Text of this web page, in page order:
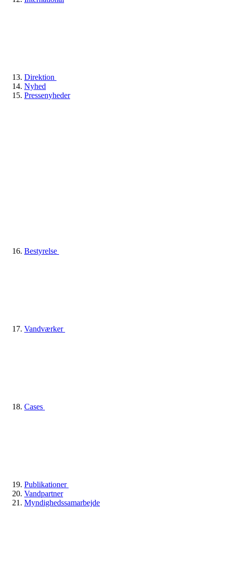
Direktion
Nyhed
Pressenyheder
Bestyrelse
Vandværker
Cases
Publikationer
Vandpartner
Myndighedssamarbejde